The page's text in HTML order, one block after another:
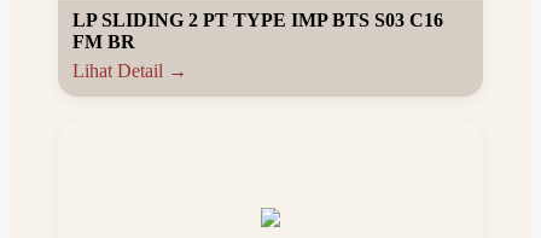
LP SLIDING 2 PT TYPE IMP BTS S03 C16
FM BR
Lihat Detail →